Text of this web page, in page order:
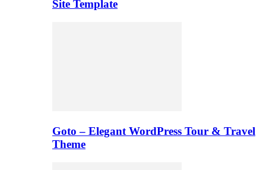
Site Template
Goto – Elegant WordPress Tour & Travel
Theme